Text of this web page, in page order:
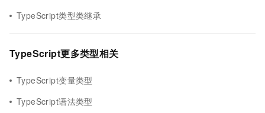
TypeScript类型类继承
TypeScript更多类型相关
TypeScript变量类型
TypeScript语法类型